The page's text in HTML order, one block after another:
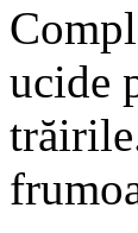
Compl
ucide